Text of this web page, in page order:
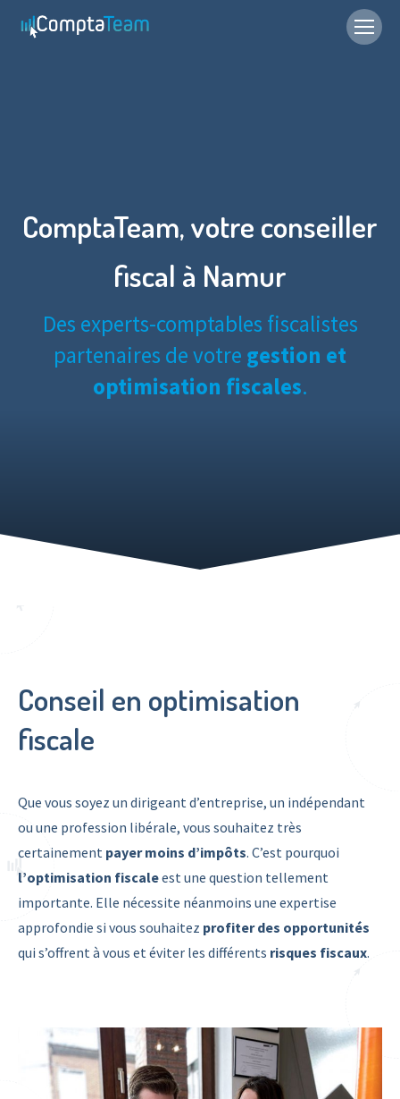
ComptaTeam, votre conseiller
fiscal à Namur
Des experts-comptables fiscalistes
partenaires de votre gestion et
optimisation fiscales.
Conseil en optimisation
fiscale
Que vous soyez un dirigeant d’entreprise, un indépendant
ou une profession libérale, vous souhaitez très
certainement payer moins d’impôts. C’est pourquoi
l’optimisation fiscaleest une question tellement
importante. Elle nécessite néanmoins une expertise
approfondie si vous souhaitez profiter des opportunités
qui s’offrent à vous et éviter les différents risques fiscaux.